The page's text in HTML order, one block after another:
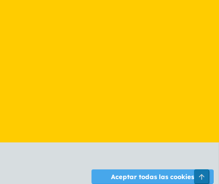
Aceptar todas las cookies